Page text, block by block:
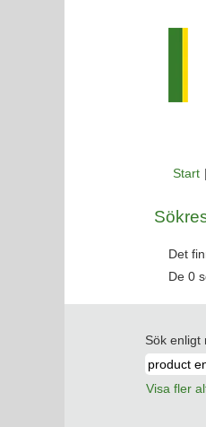
Start |
Det
De 0
Sök enligt
Visa fler